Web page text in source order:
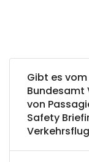
Gibt es
Bundesamt
von
Safety